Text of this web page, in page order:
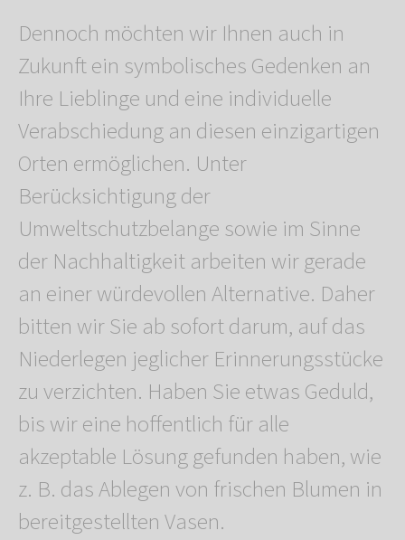
Dennoch möchten wir Ihnen auch in
Zukunft ein symbolisches Gedenken an
Ihre Lieblinge und eine individuelle
Verabschiedung an diesen einzigartigen
Orten ermöglichen. Unter
Berücksichtigung der
Umweltschutzbelange sowie im Sinne
der Nachhaltigkeit arbeiten wir gerade
an einer würdevollen Alternative. Daher
bitten wir Sie ab sofort darum, auf das
Niederlegen jeglicher Erinnerungsstücke
zu verzichten. Haben Sie etwas Geduld,
bis wir eine hoffentlich für alle
akzeptable Lösung gefunden haben, wie
z. B. das Ablegen von frischen Blumen in
bereitgestellten Vasen.